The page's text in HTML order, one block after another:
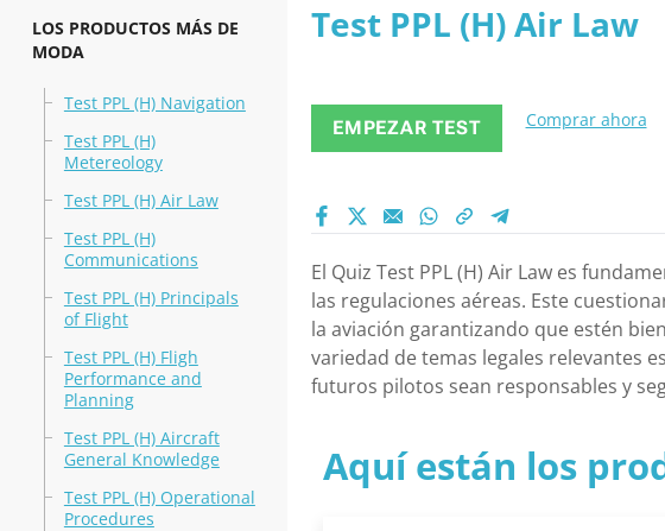
LOS PRODUCTOS MÁS DE
MODA
Test PPL (H) Navigation
Test PPL (H)
Metereology
Test PPL (H) Air Law
Test PPL (H)
Communications
Test PPL (H) Principals
of Flight
Test PPL (H) Fligh
Performance and
Planning
Test PPL (H) Aircraft
General Knowledge
Test PPL (H) Operational
Procedures
Test PPL (H) Air Law
EMPEZAR TEST Comprar ahora
El Quiz Test PPL (H) Air Law es
las regulaciones aéreas. Este
la aviación garantizando que estén
variedad de temas legales relevantes
futuros pilotos sean responsables y
Aquí están los